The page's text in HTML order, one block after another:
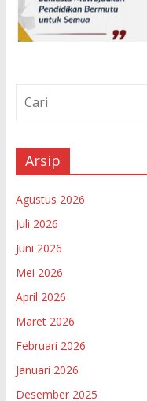
Arsip
Agustus 2026
Juli 2026
Juni 2026
Mei 2026
April 2026
Maret 2026
Februari 2026
Januari 2026
Desember 2025